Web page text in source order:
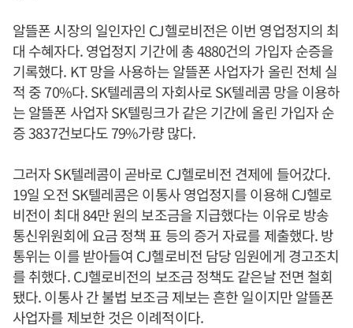
알뜰폰 시장의 일인자인 CJ헬로비전은 이번 영업정지의 최
대 수혜자다. 영업정지 기간에 총 4880건의 가입자 순증을
기록했다. KT 망을 사용하는 알뜰폰 사업자가 올린 전체 실
적 중 70%다. SK텔레콤의 자회사로 SK텔레콤 망을 이용하
는 알뜰폰 사업자 SK텔링크가 같은 기간에 올린 가입자 순
증 3837건보다도 79%가량 많다.
그러자 SK텔레콤이 곧바로 CJ헬로비전 견제에 들어갔다.
19일 오전 SK텔레콤은 이통사 영업정지를 이용해 CJ헬로
비전이 최대 84만 원의 보조금을 지급했다는 이유로 방송
통신위원회에 요금 정책 표 등의 증거 자료를 제출했다. 방
통위는 이를 받아들여 CJ헬로비전 담당 임원에게 경고조치
를 취했다. CJ헬로비전의 보조금 정책도 같은날 전면 철회
됐다. 이통사 간 불법 보조금 제보는 흔한 일이지만 알뜰폰
사업자를 제보한 것은 이례적이다.